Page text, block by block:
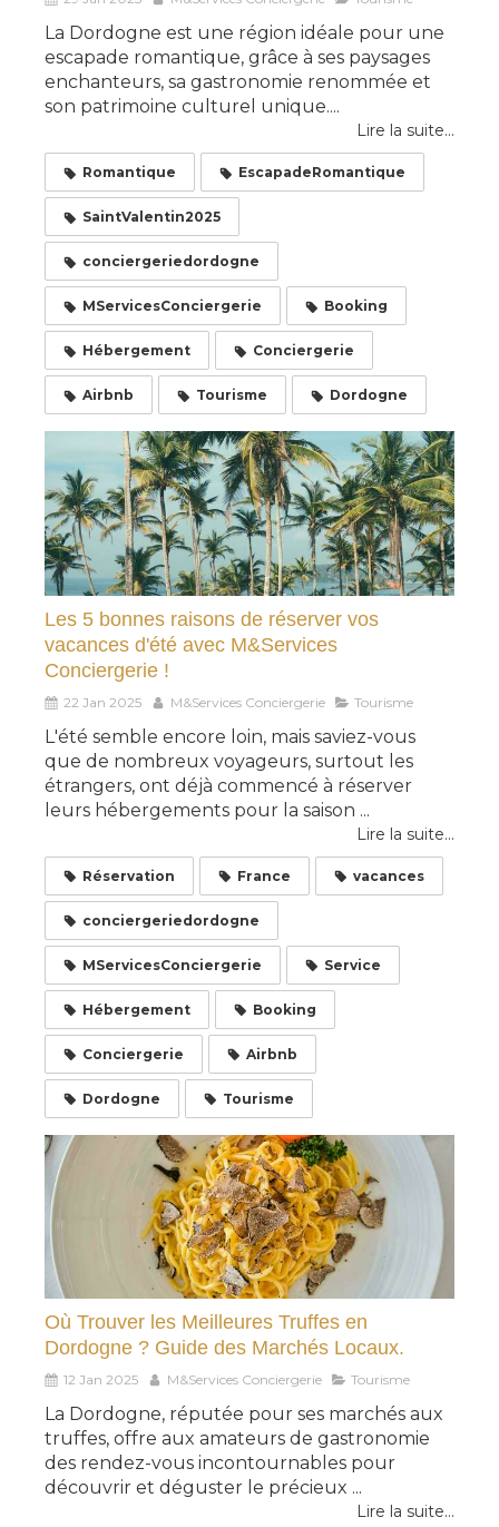
La Dordogne est une région idéale pour une
escapade romantique, grâce à ses paysages
enchanteurs, sa gastronomie renommée et
son patrimoine culturel unique....
Lire la suite...
Romantique EscapadeRomantique
SaintValentin2025
conciergeriedordogne
MServicesConciergerie Booking
Hébergement Conciergerie
Airbnb Tourisme Dordogne
Les 5 bonnes raisons de réserver vos
vacances d'été avec M&Services
Conciergerie !
22 Jan 2025 M&Services Conciergerie Tourisme
L'été semble encore loin, mais saviez-vous
que de nombreux voyageurs, surtout les
étrangers, ont déjà commencé à réserver
leurs hébergements pour la saison ...
Lire la suite...
Réservation France vacances
conciergeriedordogne
MServicesConciergerie Service
Hébergement Booking
Conciergerie Airbnb
Dordogne Tourisme
Où Trouver les Meilleures Truffes en
Dordogne ? Guide des Marchés Locaux.
12 Jan 2025 M&Services Conciergerie Tourisme
La Dordogne, réputée pour ses marchés aux
truffes, offre aux amateurs de gastronomie
des rendez-vous incontournables pour
découvrir et déguster le précieux ...
Lire la suite...